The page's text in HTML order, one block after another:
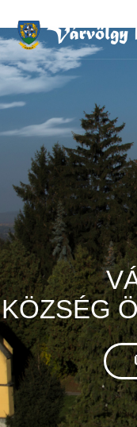
to
content
KÖZSÉG